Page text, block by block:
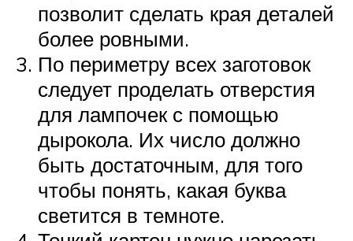
позволит сделать края деталей
более ровными.
По периметру всех заготовок
следует проделать отверстия
для лампочек с помощью
дырокола. Их число должно
быть достаточным, для того
чтобы понять, какая буква
светится в темноте.